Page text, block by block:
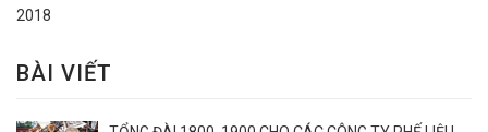
2018
BÀI VIẾT